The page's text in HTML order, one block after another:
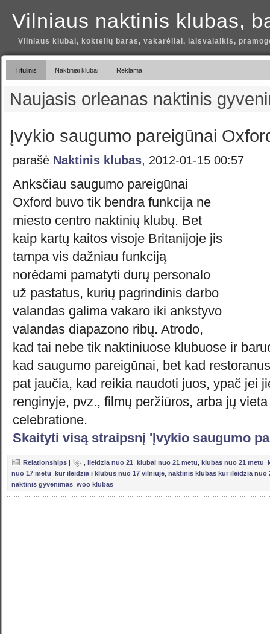
Vilniaus naktinis klubas,
Vilniaus klubai, koktelių baras, vakarėliai, laisvalaikis,
Titulinis Naktiniai klubai Reklama
Naujasis orleanas naktinis
Įvykio saugumo pareigūnai
parašė Naktinis klubas, 2012-01-15 00:57
Anksčiau saugumo pareigūnai
Oxford buvo tik bendra funkcija ne
miesto centro naktinių klubų. Bet
kaip kartų kaitos visoje Britanijoje jis
tampa vis dažniau funkciją
norėdami pamatyti durų personalo
už pastatus, kurių pagrindinis darbo
valandas galima vakaro iki ankstyvo
valandas diapazono ribų. Atrodo,
kad tai nebe tik naktiniuose klubuose ir
kad saugumo pareigūnai, bet kad
pat jaučia, kad reikia naudoti juos, ypač jei
renginyje, pvz., filmų peržiūros, arba jų
celebratione.
Skaityti visą straipsnį 'Įvykio saugumo
Relationships | ileidzia nuo 21 klubai nuo 21 metu klubas nuo 21 metu
nuo 17 metu kur ileidzia i klubus nuo 17 vilniuje naktinis klubas kur ileidzia nuo
naktinis gyvenimas woo klubas